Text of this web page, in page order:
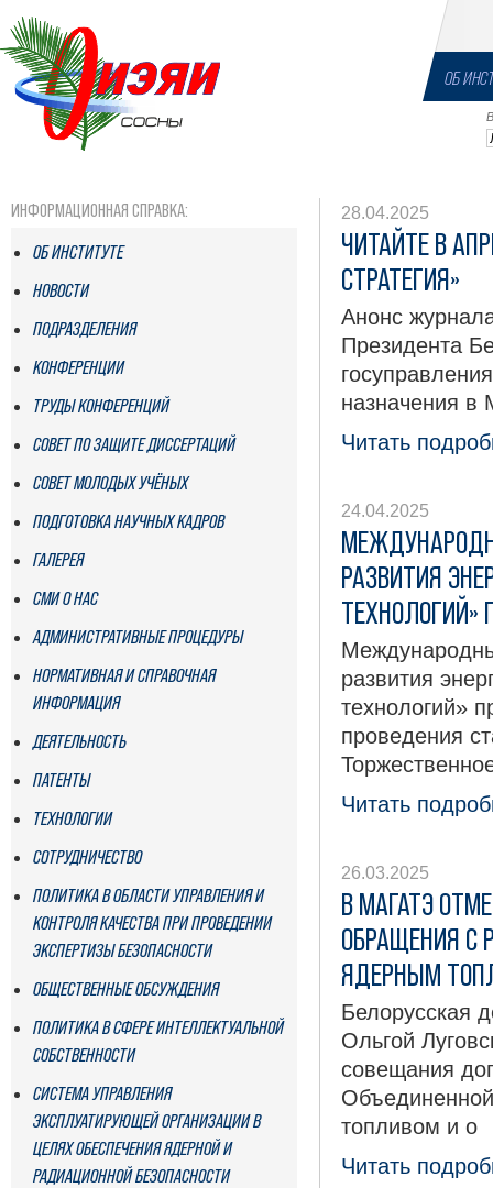
ОБ
ИНФОРМАЦИОННАЯ СПРАВКА:
ОБ ИНСТИТУТЕ
НОВОСТИ
ПОДРАЗДЕЛЕНИЯ
КОНФЕРЕНЦИИ
ТРУДЫ КОНФЕРЕНЦИЙ
СОВЕТ ПО ЗАЩИТЕ ДИССЕРТАЦИЙ
СОВЕТ МОЛОДЫХ УЧЁНЫХ
ПОДГОТОВКА НАУЧНЫХ КАДРОВ
ГАЛЕРЕЯ
СМИ О НАС
АДМИНИСТРАТИВНЫЕ ПРОЦЕДУРЫ
НОРМАТИВНАЯ И СПРАВОЧНАЯ
ИНФОРМАЦИЯ
ДЕЯТЕЛЬНОСТЬ
ПАТЕНТЫ
ТЕХНОЛОГИИ
СОТРУДНИЧЕСТВО
ПОЛИТИКА В ОБЛАСТИ УПРАВЛЕНИЯ И
КОНТРОЛЯ КАЧЕСТВА ПРИ ПРОВЕДЕНИИ
ЭКСПЕРТИЗЫ БЕЗОПАСНОСТИ
ОБЩЕСТВЕННЫЕ ОБСУЖДЕНИЯ
ПОЛИТИКА В СФЕРЕ ИНТЕЛЛЕКТУАЛЬНОЙ
СОБСТВЕННОСТИ
СИСТЕМА УПРАВЛЕНИЯ
ЭКСПЛУАТИРУЮЩЕЙ ОРГАНИЗАЦИИ В
ЦЕЛЯХ ОБЕСПЕЧЕНИЯ ЯДЕРНОЙ И
РАДИАЦИОННОЙ БЕЗОПАСНОСТИ
28.04.2025
ЧИТАЙТЕ В
СТРАТЕГИЯ»
Анонс
Президента
назначения в
Читать
24.04.2025
РАЗВИТИЯ
ТЕХНОЛОГИЙ»
развития
технологий»
проведения
Читать
26.03.2025
В МАГАТЭ
ОБРАЩЕНИЯ С
ЯДЕРНЫМ
Белорусская
Ольгой
совещания
топливом и о
Читать